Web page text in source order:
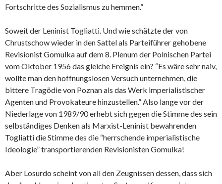
Fortschritte des Sozialismus zu hemmen.”
Soweit der Leninist Togliatti. Und wie schätzte der von
Chrustschow wieder in den Sattel als Parteiführer gehobene
Revisionist Gomulka auf dem 8. Plenum der Polnischen Partei
vom Oktober 1956 das gleiche Ereignis ein? “Es wäre sehr naiv,
wollte man den hoffnungslosen Versuch unternehmen, die
bittere Tragödie von Poznan als das Werk imperialistischer
Agenten und Provokateure hinzustellen.” Also lange vor der
Niederlage von 1989/90 erhebt sich gegen die Stimme des sein
selbständiges Denken als Marxist-Leninist bewahrenden
Togliatti die Stimme des die “herrschende imperialistische
Ideologie” transportierenden Revisionisten Gomulka!
Aber Losurdo scheint von all den Zeugnissen dessen, dass sich